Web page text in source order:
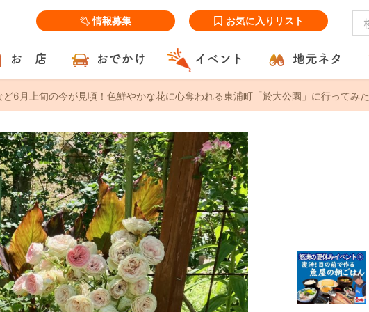
情報募集 お気に入りリスト
お 店 おでかけ イベント 地元ネタ
ど6月上旬の今が見頃！色鮮やかな花に心奪われる東浦町「於大公園」に行ってみた